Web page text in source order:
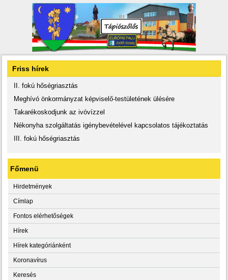
Friss hírek
II. fokú hőségriasztás
Meghívó önkormányzat képviselő-testületének ülésére
Takarékoskodjunk az ivóvízzel
Nékonyha szolgáltatás igénybevételével kapcsolatos tájékoztatás
III. fokú hőségriasztás
Főmenü
Hirdetmények
Címlap
Fontos elérhetőségek
Hírek
Hírek kategóriánként
Koronavírus
Keresés